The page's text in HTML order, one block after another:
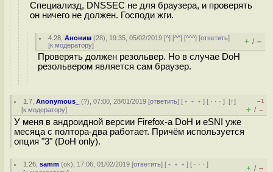
Специализд, DNSSEC не для браузера, и проверять
он ничего не должен. Господи жги.
4.28 ,Аноним (28), 19:35, 05/02/2019 [^] [^^] [^^^] [ответить]
[к модератору] + / –
Проверять должен резольвер. Но в случае DoH
резольвером является сам браузер.
1.7 ,Anonymous_ (?), 07:00, 28/01/2019 [ответить] [ ﹢﹢﹢] [ · · ·][↑]
[к модератору]
–1
+ / –
У меня в андроидной версии Firefox-а DoH и eSNI уже
месяца с полтора-два работает. Причём используется
опция "3" (DoH only).
1.26 ,samm (ok), 17:06, 01/02/2019 [ответить] [ ﹢﹢﹢] [ · · ·]
+ / –